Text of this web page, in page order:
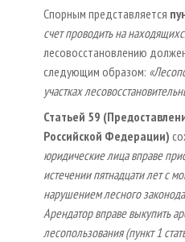
Спорным представляется
счет проводить на
лесовосстановлению
следующим образом:
участках
Статьей 59
Российской Федерации)
юридические лица вправе
истечении пятнадцати лет с
нарушением лесного
Арендатор вправе выкупить
лесопользования (пункт 1